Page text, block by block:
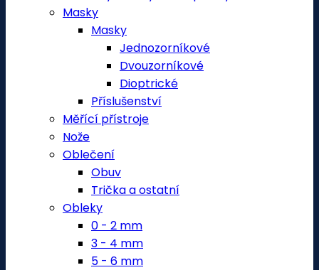
Masky
Masky
Jednozorníkové
Dvouzorníkové
Dioptrické
Příslušenství
Měřící přístroje
Nože
Oblečení
Obuv
Trička a ostatní
Obleky
0 - 2 mm
3 - 4 mm
5 - 6 mm